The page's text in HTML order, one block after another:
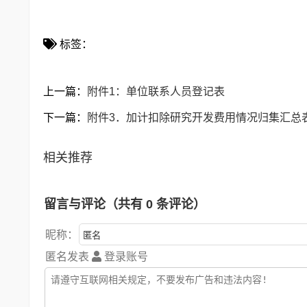
标签：
上一篇： 附件1：单位联系人员登记表
下一篇： 附件3．加计扣除研究开发费用情况归集汇总
相关推荐
留言与评论（共有 0 条评论）
昵称：
匿名发表
登录账号